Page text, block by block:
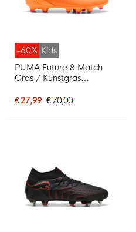
-60% Kids
PUMA Future 8 Match
Gras / Kunstgras
Kids Oranje Roze Zwart
€ 27,99 € 70,00